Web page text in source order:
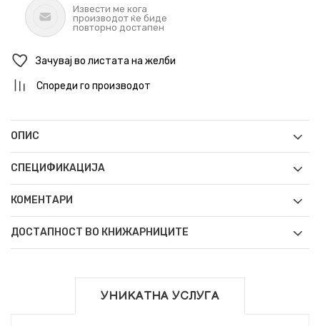
Извести ме кога
производот ќе биде
повторно достапен
Зачувај во листата на желби
Спореди го производот
ОПИС
СПЕЦИФИКАЦИЈА
КОМЕНТАРИ
ДОСТАПНОСТ ВО КНИЖАРНИЦИТЕ
УНИКАТНА УСЛУГА